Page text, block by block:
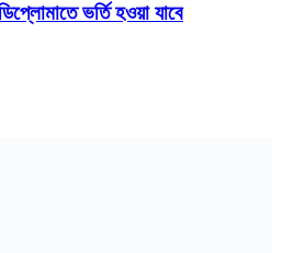
ভর্তি হওয়া যাবে